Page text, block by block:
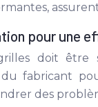
pour une
grilles doit
du fabricant
des